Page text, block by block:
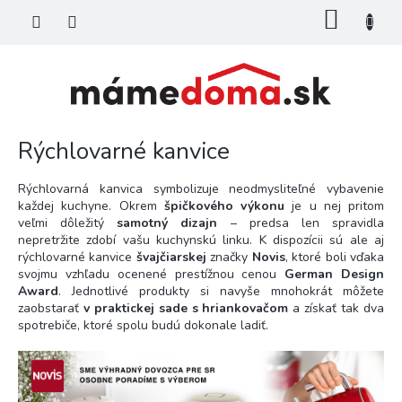
Rýchlovarné kanvice
Rýchlovarná kanvica symbolizuje neodmysliteľné vybavenie
každej kuchyne. Okrem špičkového výkonu je u nej pritom
veľmi dôležitýsamotný dizajn – predsa len spravidla
nepretržite zdobí vašu kuchynskú linku. K dispozícii sú ale aj
rýchlovarné kanvice švajčiarskej značky Novis, ktoré boli vďaka
svojmu vzhľadu ocenené prestížnou cenou German Design
Award. Jednotlivé produkty si navyše mnohokrát môžete
zaobstarať v praktickej sade s hriankovačom a získať tak dva
spotrebiče, ktoré spolu budú dokonale ladiť.